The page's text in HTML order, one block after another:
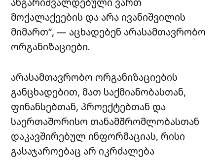
მოქალაქეების და არა ივანიშვილის
მიმართ“, — აცხადებენ არასამთავრობო
ორგანიზაციები.
არასამთავრობო ორგანიზაციების
განცხადებით, მათ საქმიანობასთან,
ფინანსებთან, პროექტებთან და
საერთაშორისო თანამშრომლობასთან
დაკავშირებულ ინფორმაციას, რისი
გასაჯაროებაც არ იკრძალება